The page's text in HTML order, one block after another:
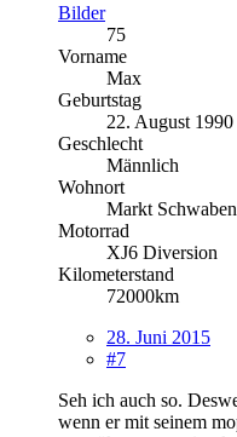
Bilder
75
Vorname
Max
Geburtstag
22. August
Geschlecht
Männlich
Wohnort
Markt Schwaben
Motorrad
XJ6 Diversion
Kilometerstand
72000km
28. Juni 2015
#7
Seh ich auch so.
wenn er mit seinem